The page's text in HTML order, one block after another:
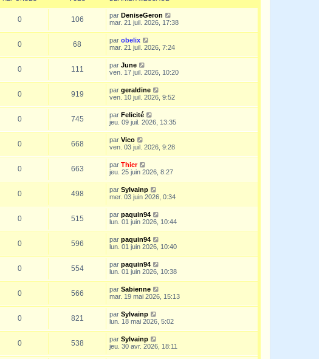
0 106 par DeniseGeron
mar. 21 juil. 2026, 17:38
0 68 par obelix
mar. 21 juil. 2026, 7:24
0 111 par June
ven. 17 juil. 2026, 10:20
0 919 par geraldine
ven. 10 juil. 2026, 9:52
0 745 par Felicité
jeu. 09 juil. 2026, 13:35
0 668 par Vico
ven. 03 juil. 2026, 9:28
0 663 par Thier
jeu. 25 juin 2026, 8:27
0 498 par Sylvainp
mer. 03 juin 2026, 0:34
0 515 par paquin94
lun. 01 juin 2026, 10:44
0 596 par paquin94
lun. 01 juin 2026, 10:40
0 554 par paquin94
lun. 01 juin 2026, 10:38
0 566 par Sabienne
mar. 19 mai 2026, 15:13
0 821 par Sylvainp
lun. 18 mai 2026, 5:02
0 538 par Sylvainp
jeu. 30 avr. 2026, 18:11